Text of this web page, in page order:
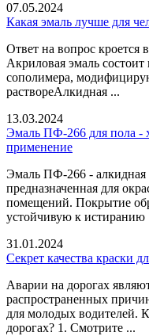
07.05.2024
Какая эмаль лучше для
Ответ на вопрос кроется
Акриловая эмаль
сополимера,
раствореАлкидная ...
13.03.2024
Эмаль ПФ‑266 для пола -
применение
Эмаль ПФ‑266 - алкидная
предназначенная для
помещений. Покрытие
устойчивую к истиранию
31.01.2024
Секрет качества краски
Аварии на дорогах
распространенных
для молодых водителей.
дорогах? 1. Смотрите ...